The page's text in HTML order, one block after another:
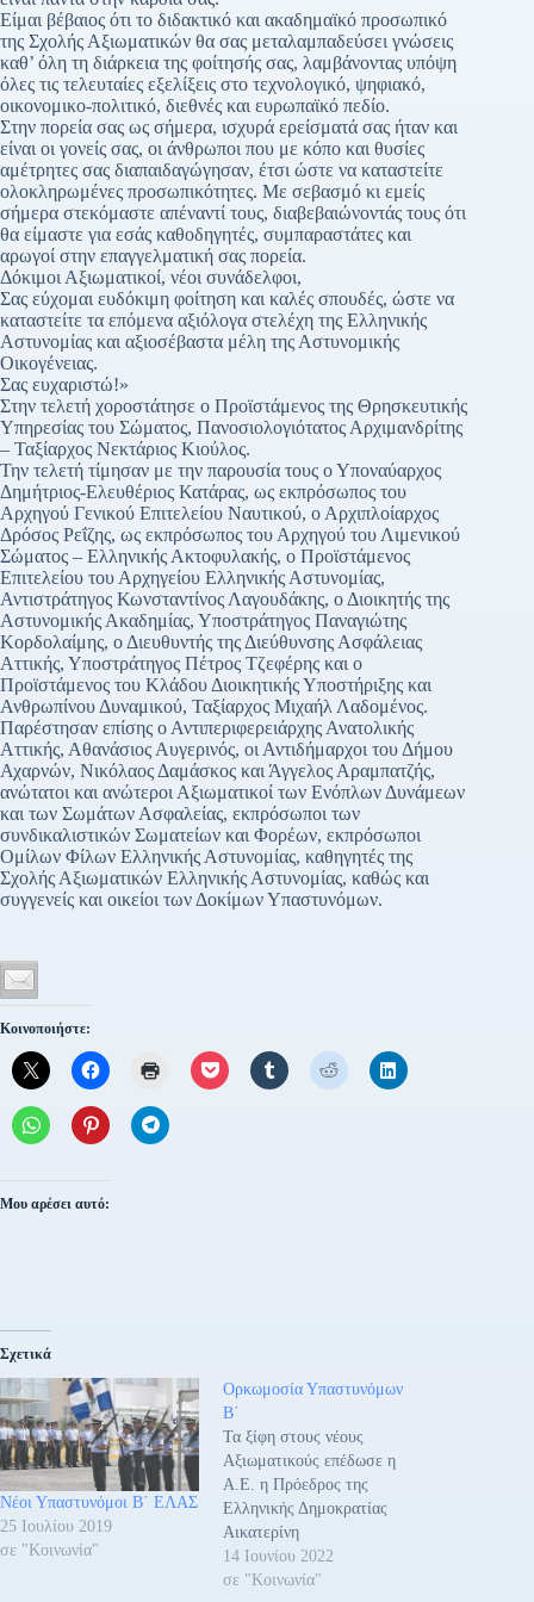
Είμαι βέβαιος ότι το διδακτικό και ακαδημαϊκό προσωπικό
της Σχολής Αξιωματικών θα σας μεταλαμπαδεύσει γνώσεις
καθ’ όλη τη διάρκεια της φοίτησής σας, λαμβάνοντας υπόψη
όλες τις τελευταίες εξελίξεις στο τεχνολογικό, ψηφιακό,
οικονομικο-πολιτικό, διεθνές και ευρωπαϊκό πεδίο.
Στην πορεία σας ως σήμερα, ισχυρά ερείσματά σας ήταν και
είναι οι γονείς σας, οι άνθρωποι που με κόπο και θυσίες
αμέτρητες σας διαπαιδαγώγησαν, έτσι ώστε να καταστείτε
ολοκληρωμένες προσωπικότητες. Με σεβασμό κι εμείς
σήμερα στεκόμαστε απέναντί τους, διαβεβαιώνοντάς τους ότι
θα είμαστε για εσάς καθοδηγητές, συμπαραστάτες και
αρωγοί στην επαγγελματική σας πορεία.
Δόκιμοι Αξιωματικοί, νέοι συνάδελφοι,
Σας εύχομαι ευδόκιμη φοίτηση και καλές σπουδές, ώστε να
καταστείτε τα επόμενα αξιόλογα στελέχη της Ελληνικής
Αστυνομίας και αξιοσέβαστα μέλη της Αστυνομικής
Οικογένειας.
Σας ευχαριστώ!»
Στην τελετή χοροστάτησε ο Προϊστάμενος της Θρησκευτικής
Υπηρεσίας του Σώματος, Πανοσιολογιότατος Αρχιμανδρίτης
– Ταξίαρχος Νεκτάριος Κιούλος.
Την τελετή τίμησαν με την παρουσία τους ο Υποναύαρχος
Δημήτριος-Ελευθέριος Κατάρας, ως εκπρόσωπος του
Αρχηγού Γενικού Επιτελείου Ναυτικού, ο Αρχιπλοίαρχος
Δρόσος Ρεΐζης, ως εκπρόσωπος του Αρχηγού του Λιμενικού
Σώματος – Ελληνικής Ακτοφυλακής, ο Προϊστάμενος
Επιτελείου του Αρχηγείου Ελληνικής Αστυνομίας,
Αντιστράτηγος Κωνσταντίνος Λαγουδάκης, ο Διοικητής της
Αστυνομικής Ακαδημίας, Υποστράτηγος Παναγιώτης
Κορδολαίμης, ο Διευθυντής της Διεύθυνσης Ασφάλειας
Αττικής, Υποστράτηγος Πέτρος Τζεφέρης και ο
Προϊστάμενος του Κλάδου Διοικητικής Υποστήριξης και
Ανθρωπίνου Δυναμικού, Ταξίαρχος Μιχαήλ Λαδομένος.
Παρέστησαν επίσης ο Αντιπεριφερειάρχης Ανατολικής
Αττικής, Αθανάσιος Αυγερινός, οι Αντιδήμαρχοι του Δήμου
Αχαρνών, Νικόλαος Δαμάσκος και Άγγελος Αραμπατζής,
ανώτατοι και ανώτεροι Αξιωματικοί των Ενόπλων Δυνάμεων
και των Σωμάτων Ασφαλείας, εκπρόσωποι των
συνδικαλιστικών Σωματείων και Φορέων, εκπρόσωποι
Ομίλων Φίλων Ελληνικής Αστυνομίας, καθηγητές της
Σχολής Αξιωματικών Ελληνικής Αστυνομίας, καθώς και
συγγενείς και οικείοι των Δοκίμων Υπαστυνόμων.
Κοινοποιήστε:
Μου αρέσει αυτό:
Σχετικά
Νέοι Υπαστυνόμοι Β΄ ΕΛΑΣ
25 Ιουλίου 2019
σε "Κοινωνία"
Ορκωμοσία Υπαστυνόμων
Β΄
Τα ξίφη στους νέους
Αξιωματικούς επέδωσε η
Α.Ε. η Πρόεδρος της
Ελληνικής Δημοκρατίας
Αικατερίνη
Σακελλαροπούλου, παρουσία
της Πολιτικής και Φυσικής
14 Ιουνίου 2022
σε "Κοινωνία"